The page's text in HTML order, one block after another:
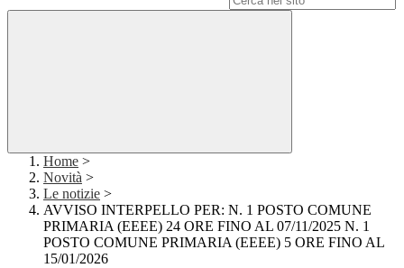
Home >
Novità >
Le notizie >
AVVISO INTERPELLO PER: N. 1 POSTO COMUNE
PRIMARIA (EEEE) 24 ORE FINO AL 07/11/2025 N. 1
POSTO COMUNE PRIMARIA (EEEE) 5 ORE FINO AL
15/01/2026